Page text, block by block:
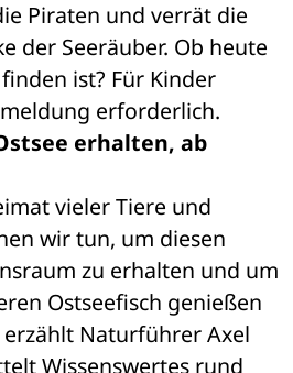
Piraten und verrät die
der Seeräuber. Ob heute
ist? Für Kinder
erforderlich.
erhalten, ab
vieler Tiere und
wir tun, um diesen
zu erhalten und um
Ostseefisch genießen
erzählt Naturführer Axel
Wissenswertes rund